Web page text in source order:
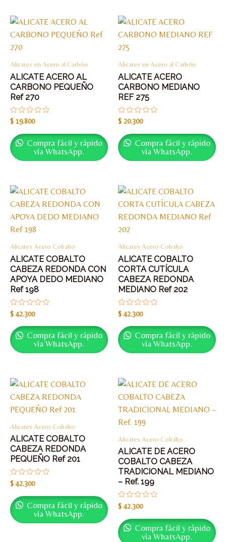
Alicates en Acero al Carbón
ALICATE ACERO AL
CARBONO PEQUEÑO
Ref 270
Valorado
con
de
5
$ 19.800
Compra fácil y rápido
vía WhatsApp.
Alicates en Acero al Carbón
ALICATE ACERO
CARBONO MEDIANO
REF 275
Valorado
con
de
5
$ 20.300
Compra fácil y rápido
vía WhatsApp.
Alicates Acero Cobalto
ALICATE COBALTO
CABEZA REDONDA CON
APOYA DEDO MEDIANO
Ref 198
Valorado
con
de
5
$42.300
Compra fácil y rápido
vía WhatsApp.
Alicates Acero Cobalto
ALICATE COBALTO
CORTA CUTÍCULA
CABEZA REDONDA
MEDIANO Ref 202
Valorado
con
de
5
$42.300
Compra fácil y rápido
vía WhatsApp.
Alicates Acero Cobalto
ALICATE COBALTO
CABEZA REDONDA
PEQUEÑO Ref 201
Valorado
con
de
5
$42.300
Compra fácil y rápido
vía WhatsApp.
Alicates Acero Cobalto
ALICATE DE ACERO
COBALTO CABEZA
TRADICIONAL MEDIANO
– Ref. 199
Valorado
con
de
5
$42.300
Compra fácil y rápido
vía WhatsApp.